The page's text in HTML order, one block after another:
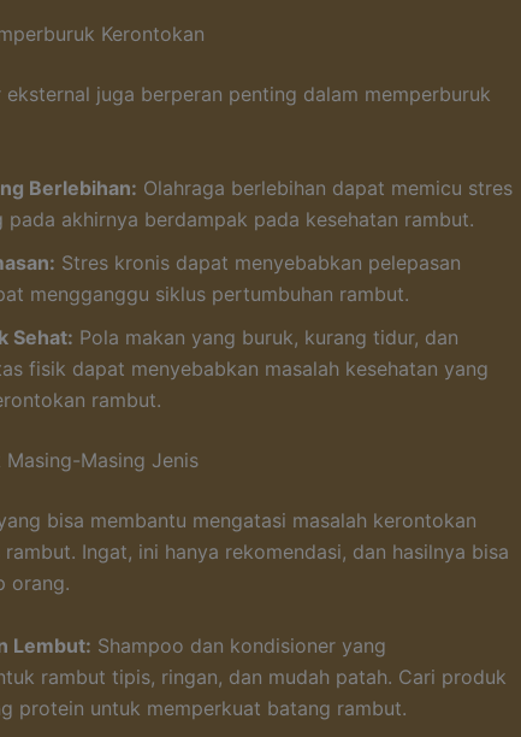
Kerontokan
juga berperan penting dalam memperburuk
Berlebihan: Olahraga berlebihan dapat memicu stres
pada akhirnya berdampak pada kesehatan rambut.
Stres kronis dapat menyebabkan pelepasan
mengganggu siklus pertumbuhan rambut.
Sehat: Pola makan yang buruk, kurang tidur, dan
fisik dapat menyebabkan masalah kesehatan yang
rambut.
Masing Jenis
bisa membantu mengatasi masalah kerontokan
Ingat, ini hanya rekomendasi, dan hasilnya bisa
orang.
Lembut: Shampoo dan kondisioner yang
rambut tipis, ringan, dan mudah patah. Cari produk
protein untuk memperkuat batang rambut.